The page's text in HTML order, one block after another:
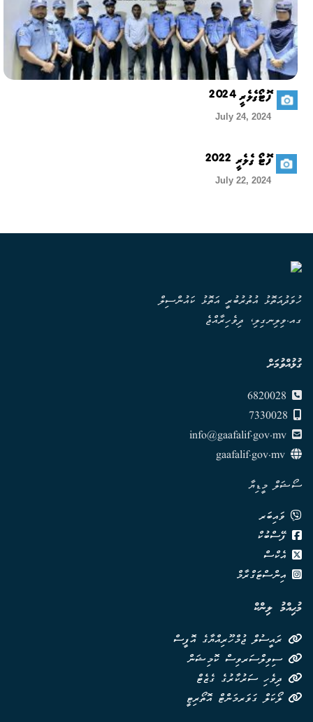
ފޮޓޯގެލެރީ 2024
July 24, 2024
ފޮޓޯ ގެލެރީ 2022
July 22, 2024
ހުވަދުއަތޮޅު އުތުރުބުރީ އަތޮޅު ކައުންސިލް
ގއ.ވިލިނގިލި، ދިވެހިރާއްޖެ
ގުޅުއްވުމަށް
info@gaafalif.gov.mv
ސޯޝަލް މީޑިޔާ
ވައިބަރ
ފޭސްބުކް
އެކްސް
އިންސްޓަގްރާމް
މުޙިއްމު ލިންކް
ރައީސުލް ޖުމްހޫރިއްޔާގެ އޮފީސް
ސިވިލްސަރވިސް ކޮމިޝަން
ދިވެހި ސަރުކާރުގެ ގެޒެޓް
ލޯކަލް ގަވަރމަންޓް އޮތޯރިޓީ